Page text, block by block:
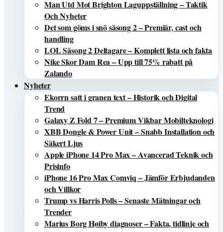
Man Utd Mot Brighton Laguppställning – Taktik
Och Nyheter
Det som göms i snö säsong 2 – Premiär, cast och
handling
LOL Säsong 2 Deltagare – Komplett lista och fakta
Nike Skor Dam Rea – Upp till 75% rabatt på
Zalando
Nyheter
Ekorrn satt i granen text – Historik och Digital
Trend
Galaxy Z Fold 7 – Premium Vikbar Mobilteknologi
XBB Dongle & Power Unit – Snabb Installation och
Säkert Ljus
Apple iPhone 14 Pro Max – Avancerad Teknik och
Prisinfo
iPhone 16 Pro Max Comviq – Jämför Erbjudanden
och Villkor
Trump vs Harris Polls – Senaste Mätningar och
Trender
Marius Borg Høiby diagnoser – Fakta, tidlinje och